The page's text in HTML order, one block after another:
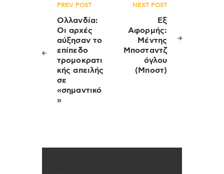
Πλοήγηση
άρθρων
PREV POST
Ολλανδία:
Οι αρχές
αύξησαν το
επίπεδο
τρομοκρατι
κής απειλής
σε
«σημαντικό
»
NEXT POST
Εξ
Αφορμής:
Μέντης
Μποσταντζ
όγλου
(Μποστ)